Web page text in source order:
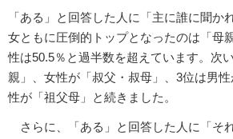
「ある」と回答した人に「主に誰に聞か
女ともに圧倒的トップとなったのは「母
性は50.5％と過半数を超えています。次
親」、女性が「叔父・叔母」、3位は男
性が「祖父母」と続きました。
さらに、「ある」と回答した人に「そ